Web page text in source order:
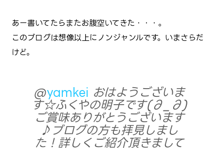
あー書いてたらまたお腹空いてきた・・・。
このブログは想像以上にノンジャンルです。いまさらだ
けど。
@yamkei おはようございま
す☆ふくやの明子です(∂_∂)
ご賞味ありがとうございます
♪ブログの方も拝見しまし
た！詳しくご紹介頂きまして